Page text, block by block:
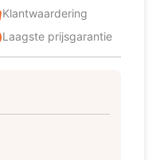
Klantwaardering
Laagste prijsgarantie